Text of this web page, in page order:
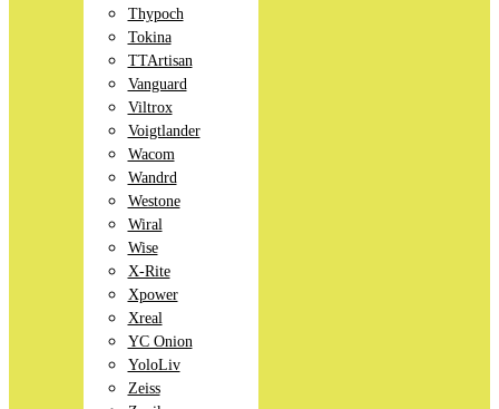
Thypoch
Tokina
TTArtisan
Vanguard
Viltrox
Voigtlander
Wacom
Wandrd
Westone
Wiral
Wise
X-Rite
Xpower
Xreal
YC Onion
YoloLiv
Zeiss